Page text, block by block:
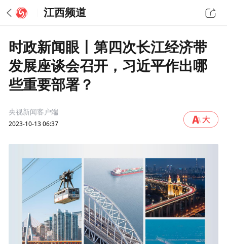
江西频道
时政新闻眼丨第四次长江经济带
发展座谈会召开，习近平作出哪
些重要部署？
央视新闻客户端
2023-10-13 06:37